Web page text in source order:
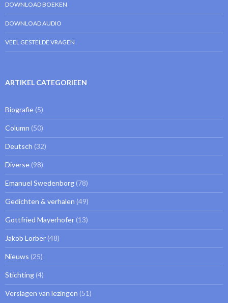
DOWNLOAD BOEKEN
DOWNLOAD AUDIO
VEEL GESTELDE VRAGEN
ARTIKEL CATEGORIEEN
Biografie (5)
Column (50)
Deutsch (32)
Diverse (98)
Emanuel Swedenborg (78)
Gedichten & verhalen (49)
Gottfried Mayerhofer (13)
Jakob Lorber (48)
Nieuws (25)
Stichting (4)
Verslagen van lezingen (51)